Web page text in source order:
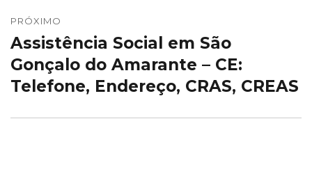
PRÓXIMO
Próximo
post:
Assistência Social em São
Gonçalo do Amarante – CE:
Telefone, Endereço, CRAS, CREAS